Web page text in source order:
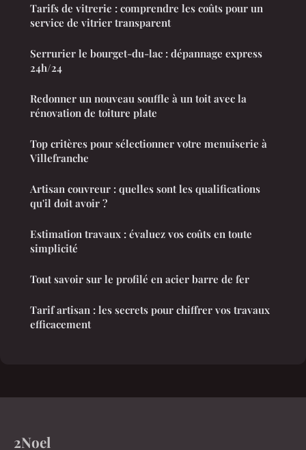
Tarifs de vitrerie : comprendre les coûts pour un
service de vitrier transparent
Serrurier le bourget-du-lac : dépannage express
24h/24
Redonner un nouveau souffle à un toit avec la
rénovation de toiture plate
Top critères pour sélectionner votre menuiserie à
Villefranche
Artisan couvreur : quelles sont les qualifications
qu'il doit avoir ?
Estimation travaux : évaluez vos coûts en toute
simplicité
Tout savoir sur le profilé en acier barre de fer
Tarif artisan : les secrets pour chiffrer vos travaux
efficacement
2Noel